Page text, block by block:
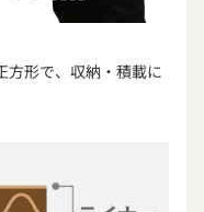
方形で、収納・積載に